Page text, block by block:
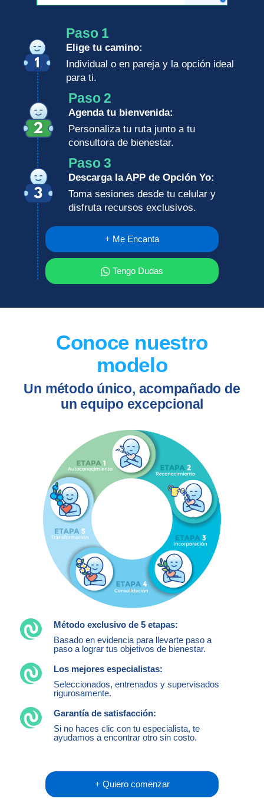
Paso 1
Elige tu camino:
Individual o en pareja y la opción ideal
para ti.
Paso 2
Agenda tu bienvenida:
Personaliza tu ruta junto a tu
consultora de bienestar.
Paso 3
Descarga la APP de Opción Yo:
Toma sesiones desde tu celular y
disfruta recursos exclusivos.
+ Me Encanta
Tengo Dudas
Conoce nuestro
modelo
Un método único, acompañado de
un equipo excepcional
Método exclusivo de 5 etapas:
Basado en evidencia para llevarte paso a
paso a lograr tus objetivos de bienestar.
Los mejores especialistas:
Seleccionados, entrenados y supervisados
rigurosamente.
Garantía de satisfacción:
Si no haces clic con tu especialista, te
ayudamos a encontrar otro sin costo.
+ Quiero comenzar